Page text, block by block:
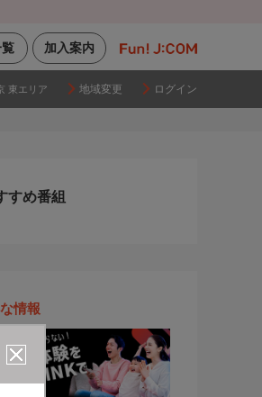
加入案内
東エリア 地域変更 ログイン
すめ番組
情報